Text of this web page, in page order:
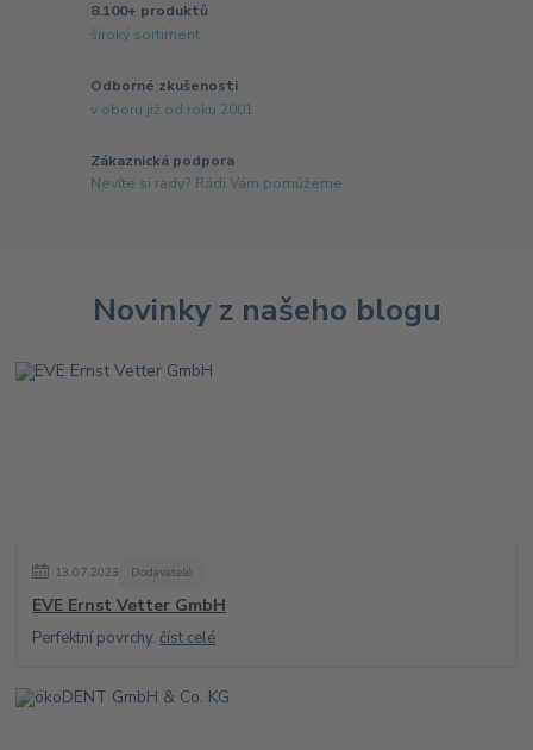
8.100+ produktů
široký sortiment
Odborné zkušenosti
v oboru již od roku 2001
Zákaznická podpora
Nevíte si rady? Rádi Vám pomůžeme.
Novinky z našeho blogu
13.07.2023 Dodavatelé
EVE Ernst Vetter GmbH
Perfektní povrchy.číst celé